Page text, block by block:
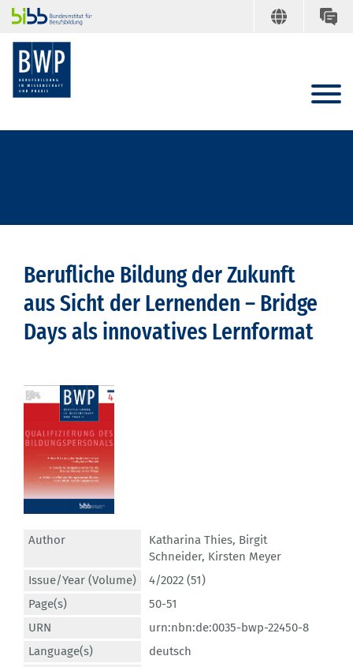
Berufliche Bildung der Zukunft
aus Sicht der Lernenden – Bridge
Days als innovatives Lernformat
Author Katharina Thies, Birgit
Schneider, Kirsten Meyer
Issue/Year (Volume)
4/2022 (51)
Page(s)
50-51
URN
urn:nbn:de:0035-bwp-22450-8
Language(s)
deutsch